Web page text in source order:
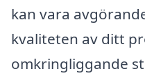
kan vara
kvaliteten av ditt
omkringliggande